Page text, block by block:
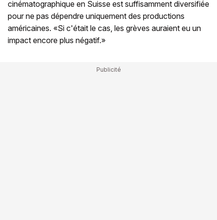
cinématographique en Suisse est suffisamment diversifiée
pour ne pas dépendre uniquement des productions
américaines. «Si c'était le cas, les grèves auraient eu un
impact encore plus négatif.»